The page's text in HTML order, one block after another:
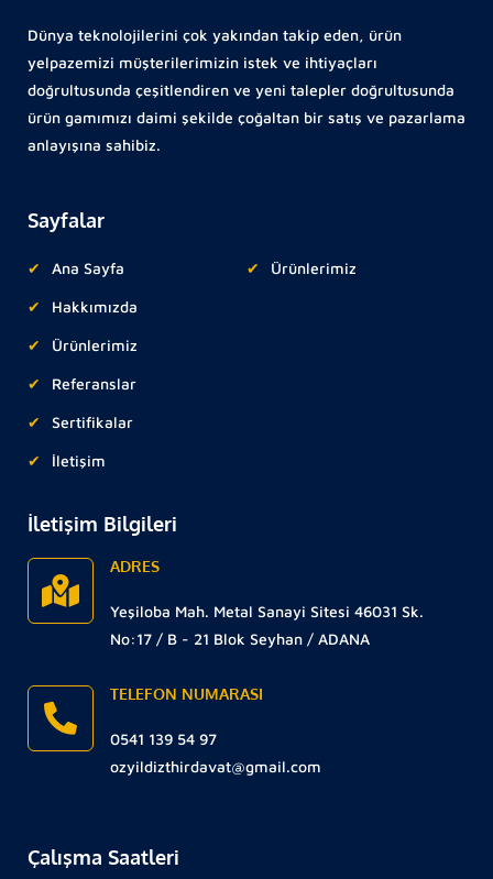
Dünya teknolojilerini çok yakından takip eden, ürün
yelpazemizi müşterilerimizin istek ve ihtiyaçları
doğrultusunda çeşitlendiren ve yeni talepler doğrultusunda
ürün gamımızı daimi şekilde çoğaltan bir satış ve pazarlama
anlayışına sahibiz.
Sayfalar
Ana Sayfa
Hakkımızda
Ürünlerimiz
Referanslar
Sertifikalar
İletişim
Ürünlerimiz
İletişim Bilgileri
ADRES
Yeşiloba Mah. Metal Sanayi Sitesi 46031 Sk.
No:17 / B - 21 Blok Seyhan / ADANA
TELEFON NUMARASI
0541 139 54 97
ozyildizthirdavat@gmail.com
Çalışma Saatleri